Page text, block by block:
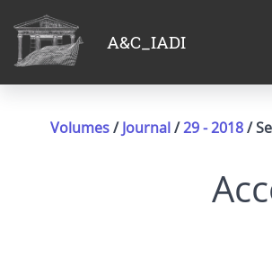
A&C_IADI
Volumes/Journal/29 - 2018/